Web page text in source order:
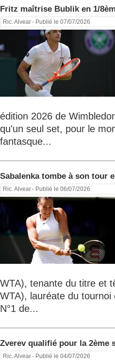
Fritz maîtrise Bublik en 1/
Ric. Alvear- Publié le 07/07/2026
édition 2026 de
qu'un seul set, pour le
fantasque...
Sabalenka tombe à son tour
Ric. Alvear- Publié le 06/07/2026
WTA), tenante du titre et
WTA), lauréate du
N°1 de...
Zverev qualifié pour la 2ème
Ric. Alvear- Publié le 04/07/2026